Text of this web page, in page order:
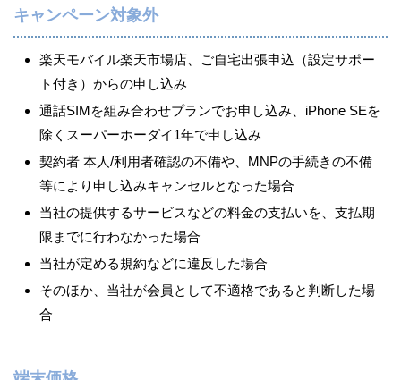
キャンペーン対象外
楽天モバイル楽天市場店、ご自宅出張申込（設定サポー
ト付き）からの申し込み
通話SIMを組み合わせプランでお申し込み、iPhone SEを
除くスーパーホーダイ1年で申し込み
契約者 本人/利用者確認の不備や、MNPの手続きの不備
等により申し込みキャンセルとなった場合
当社の提供するサービスなどの料金の支払いを、支払期
限までに行わなかった場合
当社が定める規約などに違反した場合
そのほか、当社が会員として不適格であると判断した場
合